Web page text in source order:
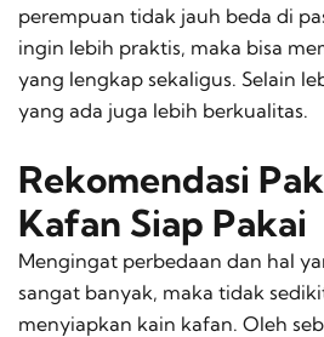
perempuan tidak jauh beda di
ingin lebih praktis, maka bisa
yang lengkap sekaligus. Selain
yang ada juga lebih berkualitas.
Rekomendasi
Kafan Siap Pakai
Mengingat perbedaan dan hal
sangat banyak, maka tidak
menyiapkan kain kafan. Oleh